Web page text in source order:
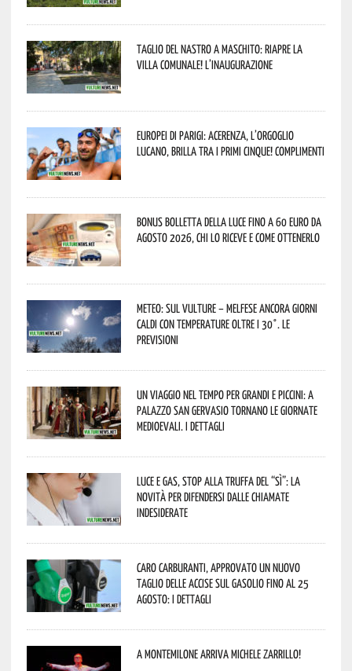
Taglio del nastro a Maschito: riapre la
Villa Comunale! L’inaugurazione
Europei di Parigi: Acerenza, l’orgoglio
lucano, brilla tra i primi cinque! Complimenti
Bonus bolletta della luce fino a 60 euro da
agosto 2026, chi lo riceve e come ottenerlo
Meteo: sul Vulture – melfese ancora giorni
caldi con temperature oltre i 30°. Le
previsioni
Un viaggio nel tempo per grandi e piccini: a
Palazzo San Gervasio tornano le Giornate
Medioevali. I dettagli
Luce e gas, stop alla truffa del “Sì”: la
novità per difendersi dalle chiamate
indesiderate
Caro carburanti, approvato un nuovo
taglio delle accise sul gasolio fino al 25
agosto: i dettagli
A Montemilone arriva Michele Zarrillo!